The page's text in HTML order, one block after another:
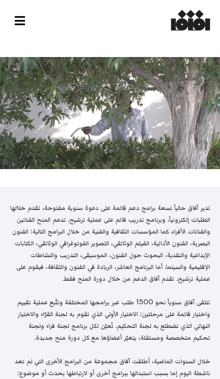
تدير آفاق حالياً تسعة برامج دعم قائمة على دعوة سنوية مفتوحة، تقدم خلالها
الطلبات إلكترونياً، وبرنامج تدريب قائم على عملية ترشيح. تدعم المنح الفنانين
والفنانات الأفراد كما المؤسسات الثقافية والفنية من خلال البرامج التالية: الفنون
البصرية، الفنون الأدائية، الفيلم الوثائقي، التصوير الفوتوغرافي الوثائقي، الكتابات
الإبداعية والنقدية، البحوث حول الفنون، الموسيقى، التدريب والنشاطات
الإقليمية والسينما. أما البرنامج العاشر، الريادة في الفنون والثقافة، فيقوم على
عملية ترشيح. تقدم آفاق الدعم من خلال دورة المنح فقط.
تتلقى آفاق سنوياً نحو 1500 طلب عبر برامجها المختلفة وتتّبع عملية تقييم
واختيار قائمة على مرحلتين: الاختيار الأولي الذي تقوم به لجنة القرّاء والاختيار
النهائي الذي تضطلع به لجنة التحكيم. تُعيّن لكل برنامج لجنة قراء ولجنة
تحكيم متخصصة ومستقلة، يتغيّر أعضاؤها مع كل دورة منح جديدة.
خلال السنوات الماضية، أطلقت آفاق مجموعة من البرامج الأخرى التي لم تعد
ناشطة اليوم إما بسبب استبدالها ببرامج أخرى أو لارتباطها بحدث أو موضوع: